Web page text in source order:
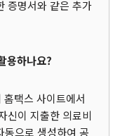
증명서와 같은 추가
용하나요?
택스 사이트에서
신이 지출한 의료비
동으로 생성하여 공